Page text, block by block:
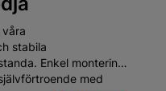
stabila
Enkel montering
med